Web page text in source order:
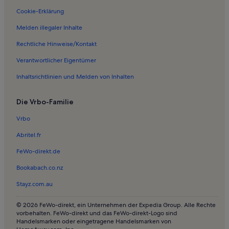
Ferienunterkünfte nahe Dannenwalde
Ferienwohnungen in Heinrichsfelde
Ferienwohnungen in Badestelle
Ferienwohnungen in Himmelpfort
Ferienwohnungen in Dannenwalde
Ferienwohnungen in Naturpark Stechlin-Ruppiner Land
Ferienwohnungen in Flecken Zechlin
Ferienwohnungen in Zechlin
Ferienwohnungen in Badestelle Kagar Ausbau
Ferienwohnungen in Wurlgrund
Ferienwohnungen in Dagow
Ferienwohnungen in Grünplan
Ferienwohnungen in Pian
Ferienwohnungen in Dollgow
Cookie-Erklärung
Melden illegaler Inhalte
Rechtliche Hinweise/Kontakt
Verantwortlicher Eigentümer
Inhaltsrichtlinien und Melden von Inhalten
Die Vrbo-Familie
Vrbo
Abritel.fr
FeWo-direkt.de
Bookabach.co.nz
Stayz.com.au
© 2026 FeWo-direkt, ein Unternehmen der Expedia Group. Alle Rechte
vorbehalten. FeWo-direkt und das FeWo-direkt-Logo sind
Handelsmarken oder eingetragene Handelsmarken von